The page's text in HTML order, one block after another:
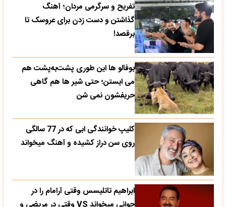
تفریح و سرگرمی مردان؛ آهنگ
گذاشتن و دست زدن برای عروسک تا
برقصد!
بوفالو ها این‌ طوری پشت‌به‌پشت هم
می‌ ایستن؛ حتی شیر ها هم گاهی
حریفشون نمی‌ شن
کلیپ خوانندگی ابی که در 77 سالگی
روی سن دراز کشیده و آهنگ میخواند
ابراهیم تاتلیسس وقتی آرامام را در